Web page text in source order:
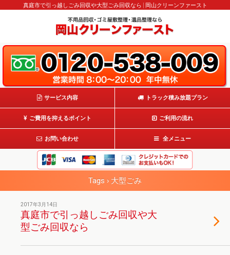
真庭市で引っ越しごみ回収や大型ごみ回収なら | 岡山クリーンファースト
サービス内容 トラック積み放題プラン
ご費用を抑えるポイント ご利用の流れ
お問い合わせ 全メニュー
Tags › 大型ごみ
2017年3月14日
真庭市で引っ越しごみ回収や大
型ごみ回収なら